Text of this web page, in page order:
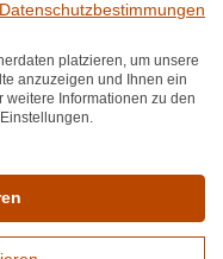
Datenschutzbestimmungen
platzieren, um unsere
anzuzeigen und Ihnen ein
Informationen zu den